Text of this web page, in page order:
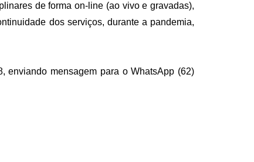
de forma on-line (ao vivo e gravadas),
dos serviços, durante a pandemia,
enviando mensagem para o WhatsApp (62)